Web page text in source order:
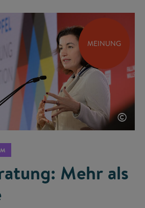
MEINUNG
©
Mehr als